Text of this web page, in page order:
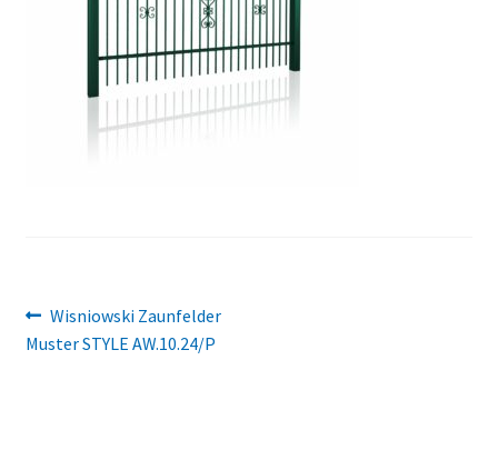
Beitragsnavigation
Vorheriger
Beitrag:
Wisniowski Zaunfelder
Muster STYLE AW.10.24/P